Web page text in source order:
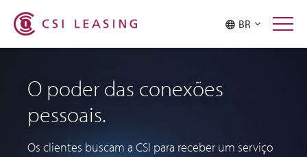
BR
O poder das conexões
pessoais.
Os clientes buscam a CSI para receber um serviço
Flexibilidade definida por
você
Somos transparentes e flexíveis. Desde decisões